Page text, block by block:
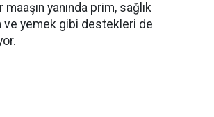
yanında prim, sağlık
ve yemek gibi destekleri de